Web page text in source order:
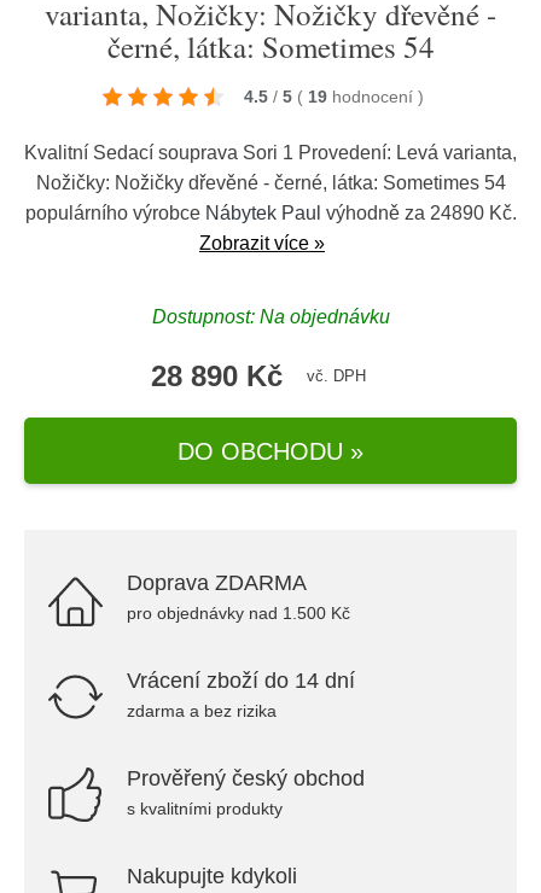
varianta, Nožičky: Nožičky dřevěné -
černé, látka: Sometimes 54
4.5 / 5 ( 19 hodnocení )
Kvalitní Sedací souprava Sori 1 Provedení: Levá varianta,
Nožičky: Nožičky dřevěné - černé, látka: Sometimes 54
populárního výrobce Nábytek Paul výhodně za 24890 Kč.
Zobrazit více »
Dostupnost: Na objednávku
28 890 Kč vč. DPH
DO OBCHODU »
Doprava ZDARMA
pro objednávky nad 1.500 Kč
Vrácení zboží do 14 dní
zdarma a bez rizika
Prověřený český obchod
s kvalitními produkty
Nakupujte kdykoli